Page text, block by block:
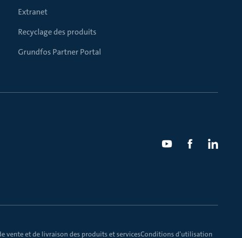
Extranet
Recyclage des produits
Grundfos Partner Portal
vente et de livraison des produits et servicesConditions d'utilisation